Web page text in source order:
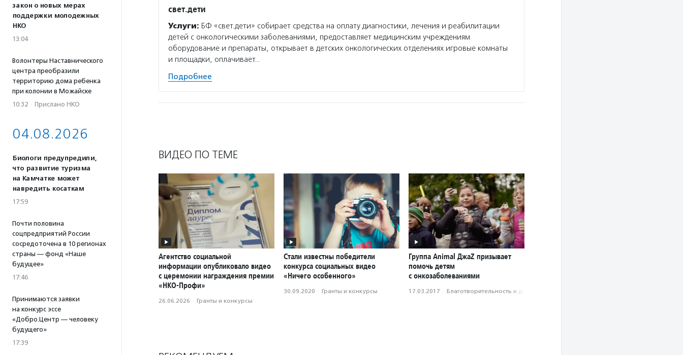
закон о новых мерах
поддержки молодежных
НКО
13:04
Волонтеры Наставнического
центра преобразили
территорию дома ребенка
при колонии в Можайске
10:32 · Прислано НКО
04.08.2026
Биологи предупредили,
что развитие туризма
на Камчатке может
навредить косаткам
17:59
Почти половина
соцпредприятий России
сосредоточена в 10 регионах
страны — фонд «Наше
будущее»
17:46
Принимаются заявки
на конкурс эссе
«Добро.Центр — человеку
будущего»
17:39
свет.дети
Услуги: БФ «свет.дети» собирает средства на оплату диагностики, лечения и реабилитации
детей с онкологическими заболеваниями, предоставляет медицинским учреждениям
оборудование и препараты, открывает в детских онкологических отделениях игровые комнаты
и площадки, оплачивает…
Подробнее
ВИДЕО ПО ТЕМЕ
Агентство социальной
информации опубликовало видео
с церемонии награждения премии
«НКО-Профи»
26.06.2026 · Гранты и конкурсы
Стали известны победители
конкурса социальных видео
«Ничего особенного»
30.09.2020 · Гранты и конкурсы
Группа Animal ДжаZ призывает
помочь детям
с онкозаболеваниями
17.03.2017 · Благотвори­тель­ность и доброволь­чест­во